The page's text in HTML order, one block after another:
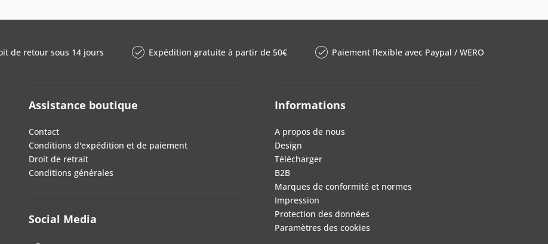
de retour sous 14 jours Expédition gratuite à partir de 50€ Paiement flexible avec Paypal / WERO
Assistance boutique
Contact
Conditions d'expédition et de paiement
Droit de retrait
Conditions générales
Social Media
Informations
A propos de nous
Design
Télécharger
B2B
Marques de conformité et normes
Impression
Protection des données
Paramètres des cookies